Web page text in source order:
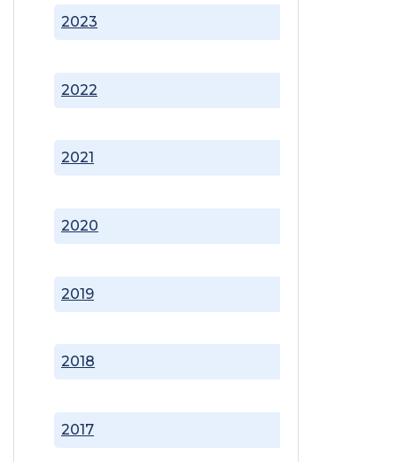
2017
2018
2019
2020
2021
2022
2023